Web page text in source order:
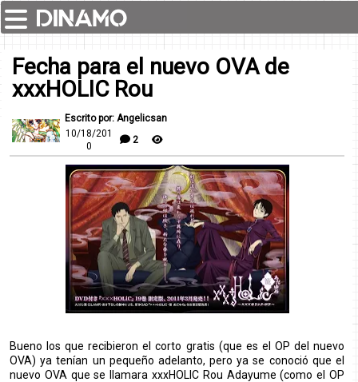
Fecha para el nuevo OVA de
xxxHOLIC Rou
Escrito por: Angelicsan
10/18/201
0
2
Bueno los que recibieron el corto gratis (que es el OP del nuevo
OVA) ya tenían un pequeño adelanto, pero ya se conoció que el
nuevo OVA que se llamara xxxHOLIC Rou Adayume (como el OP